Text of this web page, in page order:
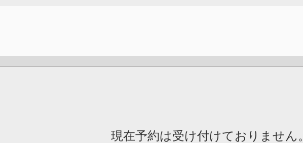
現在予約は受け付けておりません。